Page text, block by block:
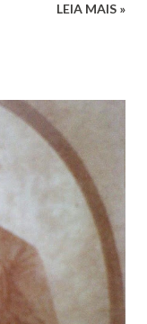
nasceu em
dedicar aos
em primeiro
comércio foi
de uma
renegam suas
orgulhava-se
vezes
horário normal em
LEIA MAIS »